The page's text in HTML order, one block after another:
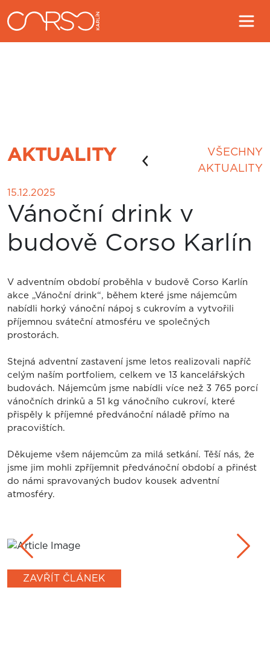
AKTUALITY
VŠECHNY
AKTUALITY
15.12.2025
Vánoční drink v
budově Corso Karlín
V adventním období proběhla v budově Corso Karlín
akce „Vánoční drink“, během které jsme nájemcům
nabídli horký vánoční nápoj s cukrovím a vytvořili
příjemnou sváteční atmosféru ve společných
prostorách.
Stejná adventní zastavení jsme letos realizovali napříč
celým naším portfoliem, celkem ve 13 kancelářských
budovách. Nájemcům jsme nabídli více než 3 765 porcí
vánočních drinků a 51 kg vánočního cukroví, které
přispěly k příjemné předvánoční náladě přímo na
pracovištích.
Děkujeme všem nájemcům za milá setkání. Těší nás, že
jsme jim mohli zpříjemnit předvánoční období a přinést
do námi spravovaných budov kousek adventní
atmosféry.
Previous Next
ZAVŘÍT ČLÁNEK